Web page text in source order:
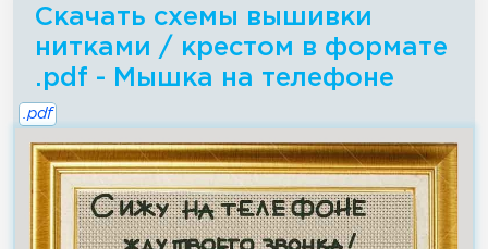
Скачать схемы вышивки
нитками / крестом в формате
.pdf - Мышка на телефоне
.pdf